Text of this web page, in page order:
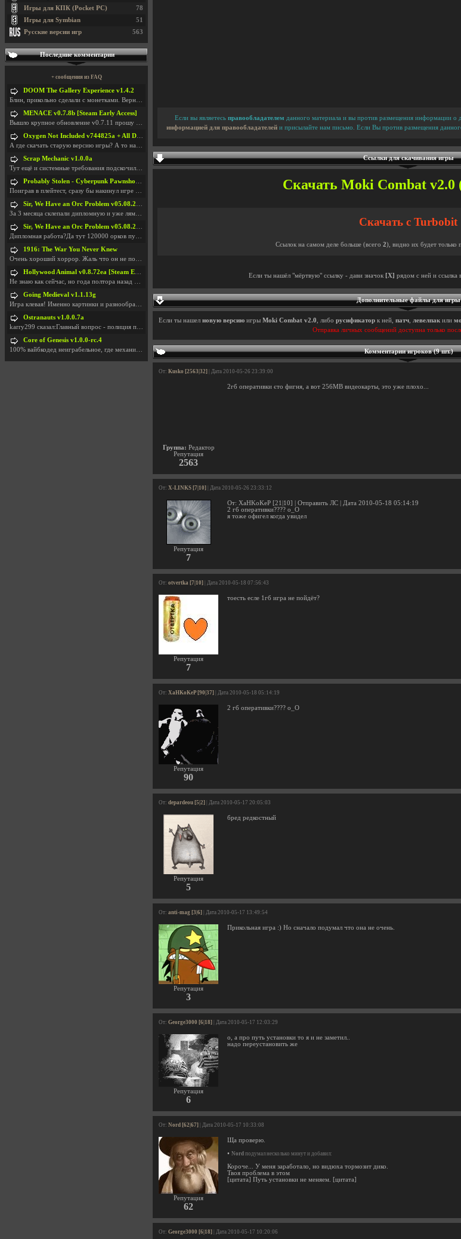
Если вы являетесь правообладателем данного материала и вы против размещения информации о
информацией для правообладателей и присылайте нам письмо. Если Вы против размещения
Ссылки для скачивания игры
Скачать Moki Combat v2.0
Скачать с Turbobit
Ссылок на самом деле больше (всего 2), видно их будет только
Если ты нашёл "мёртвую" ссылку - дави значок [X] рядом с ней и ссылка
Дополнительные файлы для игры
Если ты нашел новую версиюигры Moki Combat v2.0 , либо русификаторк ней, патч, левелпакили
Отправка личных сообщений доступна только
Комментарии игроков (9 шт.)
От: Kusko [2563|32] | Дата 2010-05-26 23:39:00
Группа: Редактор
Репутация
2563
2гб оперативки єто фигня, а вот 256MB видеокарты, это уже плохо...
От: X-LINKS [7|10] | Дата 2010-05-26 23:33:12
Репутация
7
От: XaHKoKeP [21|10] | Отправить ЛС | Дата 2010-05-18 05:14:19
2 гб оперативки???? о_О
я тоже офигел когда увидел
От: otvertka [7|10] | Дата 2010-05-18 07:56:43
Репутация
7
тоесть есле 1гб игра не пойдёт?
От: XaHKoKeP [90|37] | Дата 2010-05-18 05:14:19
Репутация
90
2 гб оперативки???? о_О
От: depardeou [5|2] | Дата 2010-05-17 20:05:03
Репутация
5
бред редкостный
От: anti-mag [3|6] | Дата 2010-05-17 13:49:54
Репутация
3
Прикольная игра :) Но сначало подумал что она не очень.
От: George3000 [6|18] | Дата 2010-05-17 12:03:29
Репутация
6
о, а про путь установки то я и не заметил..
надо переустановить же
От: Nord [62|67] | Дата 2010-05-17 10:33:08
Репутация
62
Ща проверю.
• Nord подумал несколько минут и добавил:
Короче... У меня заработало, но видюха тормозит дико.
Твоя проблема в этом
[цитата] Путь установки не меняем. [цитата]
От: George3000 [6|18] | Дата 2010-05-17 10:20:06
78
Игры для КПК (Pocket PC)
51
Игры для Symbian
563
Русские версии игр
Последние комментарии
+ сообщения из FAQ
DOOM The Gallery Experience v1.4.2
Блин, прикольно сделали с монетками. Вернулся в св
MENACE v0.7.8b [Steam Early Access]
Вышло крупное обновление v0.7.11 прошу обновить
Oxygen Not Included v744825a + All DLC
А где скачать старую версию игры? А то на новой но
Scrap Mechanic v1.0.0a
Тут ещё и системные требования подскочили. Если не
Probably Stolen - Cyberpunk Pawnshop Simulator v048c [Playtest]
Поиграв в плейтест, сразу бы накинул игре наивысши
Sir, We Have an Orc Problem v05.08.2026
За 3 месяца склепали дипломную и уже лям двести ба
Sir, We Have an Orc Problem v05.08.2026
Дипломная работа?Да тут 120000 орков путь выбирают
1916: The War You Never Knew
Очень хороший хоррор. Жаль что он не получил должн
Hollywood Animal v0.8.72ea [Steam Early Access]
Не знаю как сейчас, но года полтора назад игра был
Going Medieval v1.1.13g
Игра клевая! Именно картинки и разнообразия в стро
Ostranauts v1.0.0.7a
karry299 сказал:Главный вопрос - полиция по-прежне
Core of Genesis v1.0.0-rc.4
100% вайбкодед неиграбельное, где механики знает т